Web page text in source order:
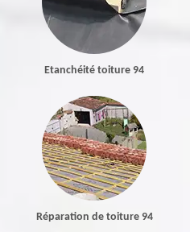
Etanchéité toiture 94
Réparation de toiture 94